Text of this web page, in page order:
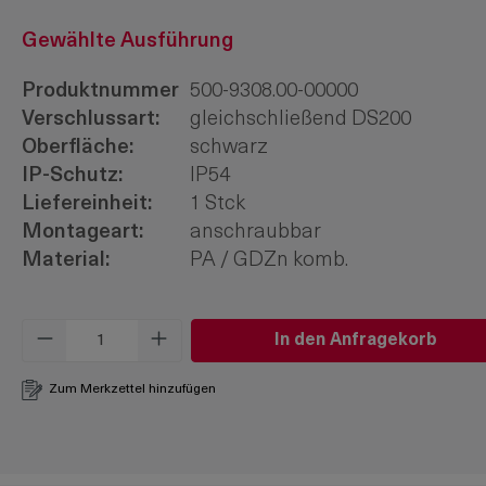
Gewählte Ausführung
Produktnummer 500-9308.00-00000
Verschlussart:
gleichschließend DS200
Oberfläche:
schwarz
IP-Schutz:
IP54
Liefereinheit:
1 Stck
Montageart:
anschraubbar
Material:
PA / GDZn komb.
Produkt Anzahl: Gib denIn den Anfragekorb
Zum Merkzettel hinzufügen